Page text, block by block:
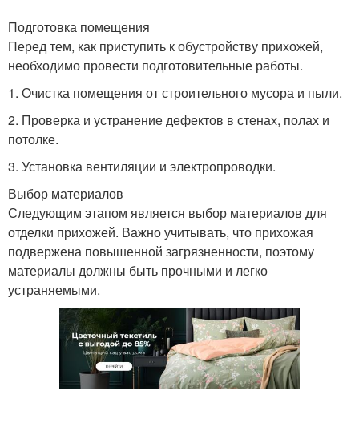
Подготовка помещения
Перед тем, как приступить к обустройству прихожей,
необходимо провести подготовительные работы.
1. Очистка помещения от строительного мусора и пыли.
2. Проверка и устранение дефектов в стенах, полах и
потолке.
3. Установка вентиляции и электропроводки.
Выбор материалов
Следующим этапом является выбор материалов для
отделки прихожей. Важно учитывать, что прихожая
подвержена повышенной загрязненности, поэтому
материалы должны быть прочными и легко
устраняемыми.